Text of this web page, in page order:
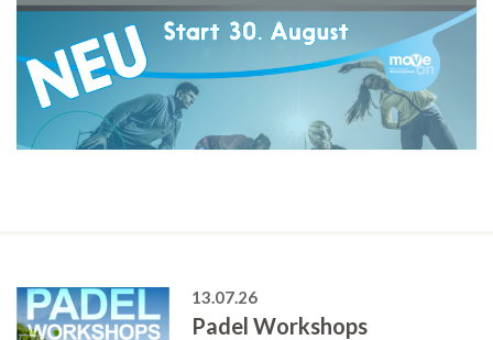
13.07.26
Padel Workshops